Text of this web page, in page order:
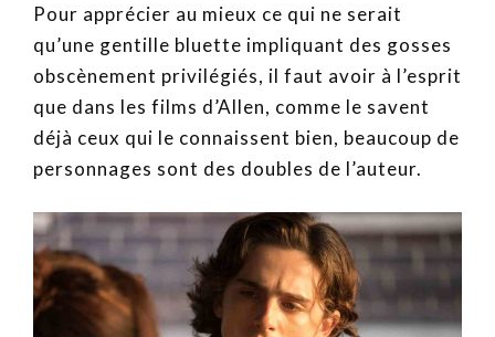
Pour apprécier au mieux ce qui ne serait
qu’une gentille bluette impliquant des gosses
obscènement privilégiés, il faut avoir à l’esprit
que dans les films d’Allen, comme le savent
déjà ceux qui le connaissent bien, beaucoup de
personnages sont des doubles de l’auteur.